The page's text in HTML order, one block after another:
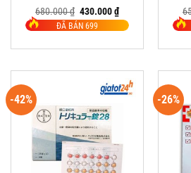
0
trên
5
0
680.000₫ Giá
gốc
là:
430.000₫Giá
hiện
tại
430.000 ₫.
ĐÃ BÁN 699
-42% -26%